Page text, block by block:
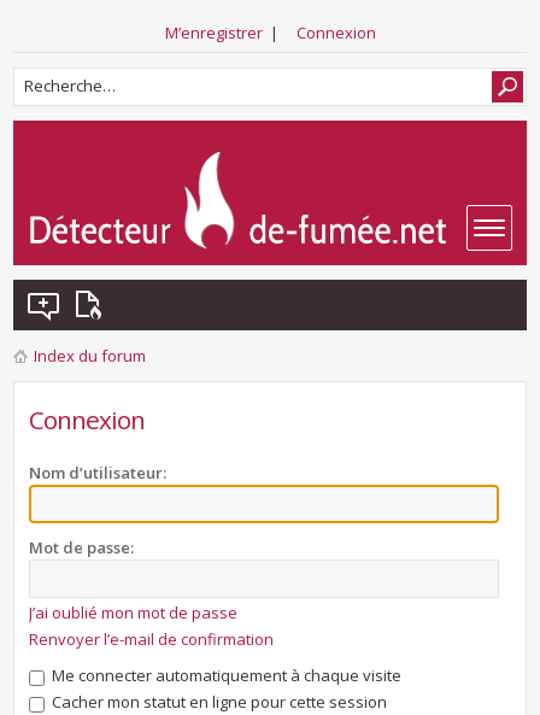
M’enregistrer| Connexion
Index du forum
Connexion
Nom d’utilisateur:
Mot de passe:
J’ai oublié mon mot de passe
Renvoyer l’e-mail de confirmation
Me connecter automatiquement à chaque visite
Cacher mon statut en ligne pour cette session